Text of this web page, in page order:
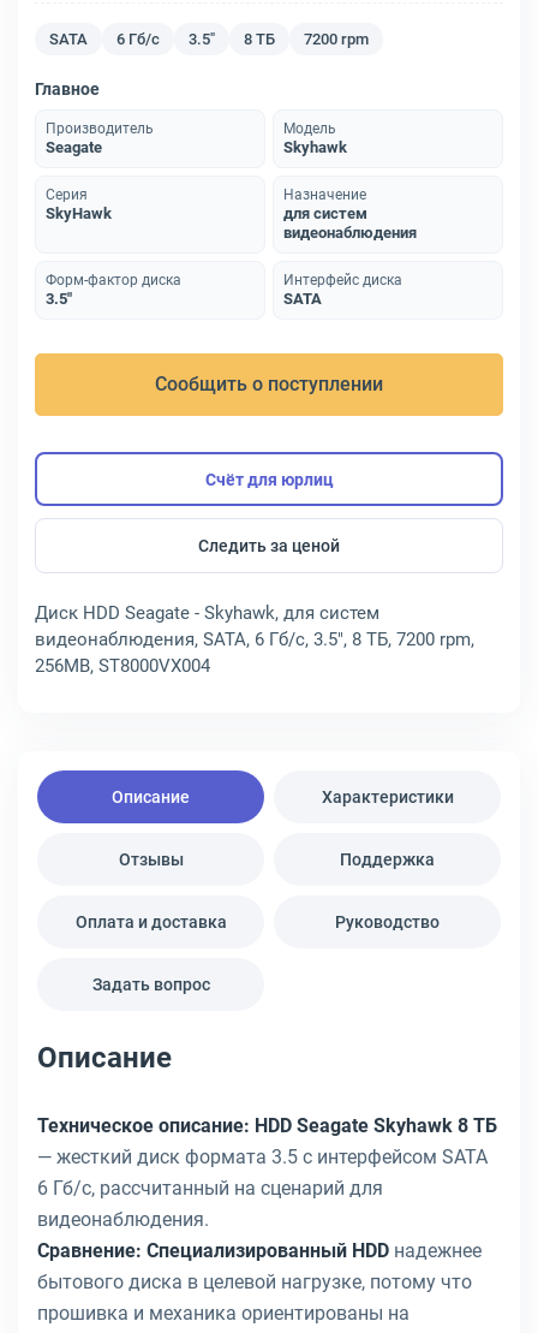
SATA 6 Гб/с 3.5" 8 ТБ 7200 rpm
Главное
Производитель
Seagate
Модель
Skyhawk
Серия
SkyHawk
Назначение
для систем
видеонаблюдения
Форм-фактор диска
3.5"
Интерфейс диска
SATA
Сообщить о поступлении
Счёт для юрлиц
Следить за ценой
Диск HDD Seagate - Skyhawk, для систем
видеонаблюдения, SATA, 6 Гб/с, 3.5", 8 ТБ, 7200 rpm,
256MB, ST8000VX004
Описание Характеристики
Отзывы Поддержка
Оплата и доставка Руководство
Задать вопрос
Описание
Техническое описание: HDD Seagate Skyhawk 8 ТБ
— жесткий диск формата 3.5 с интерфейсом SATA
6 Гб/с, рассчитанный на сценарий для
видеонаблюдения.
Сравнение: Специализированный HDD надежнее
бытового диска в целевой нагрузке, потому что
прошивка и механика ориентированы на